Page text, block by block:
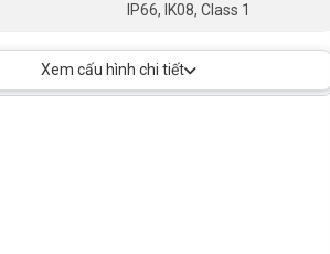
IP66, IK08, Class 1
Xem cấu hình chi tiết